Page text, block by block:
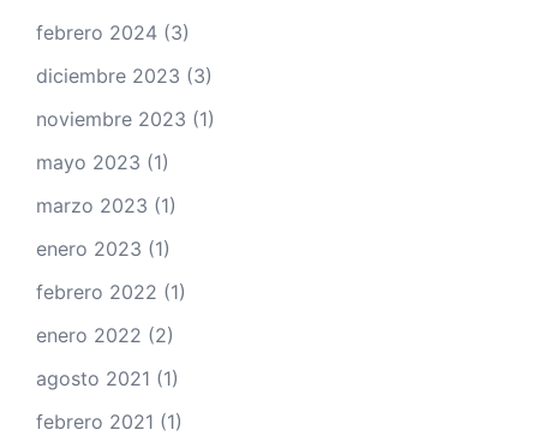
febrero 2024 (3)
diciembre 2023 (3)
noviembre 2023 (1)
mayo 2023 (1)
marzo 2023 (1)
enero 2023 (1)
febrero 2022 (1)
enero 2022 (2)
agosto 2021 (1)
febrero 2021 (1)